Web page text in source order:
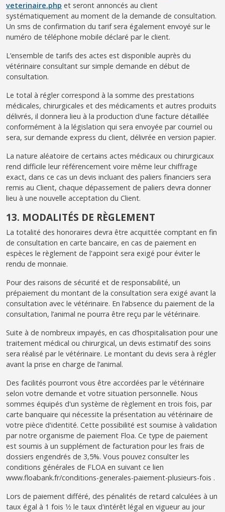
veterinaire.php et seront annoncés au client
systématiquement au moment de la demande de consultation.
Un sms de confirmation du tarif sera également envoyé sur le
numéro de téléphone mobile déclaré par le client.
L’ensemble de tarifs des actes est disponible auprès du
vétérinaire consultant sur simple demande en début de
consultation.
Le total à régler correspond à la somme des prestations
médicales, chirurgicales et des médicaments et autres produits
délivrés, il donnera lieu à la production d'une facture détaillée
conformément à la législation qui sera envoyée par courriel ou
sera, sur demande express du client, délivrée en version papier.
La nature aléatoire de certains actes médicaux ou chirurgicaux
rend difficile leur référencement voire même leur chiffrage
exact, dans ce cas un devis incluant des paliers financiers sera
remis au Client, chaque dépassement de paliers devra donner
lieu à une nouvelle acceptation du Client.
13. MODALITÉS DE RÈGLEMENT
La totalité des honoraires devra être acquittée comptant en fin
de consultation en carte bancaire, en cas de paiement en
espèces le règlement de l'appoint sera exigé pour éviter le
rendu de monnaie.
Pour des raisons de sécurité et de responsabilité, un
prépaiement du montant de la consultation sera exigé avant la
consultation avec le vétérinaire. En l’absence du paiement de la
consultation, l’animal ne pourra être reçu par le vétérinaire.
Suite à de nombreux impayés, en cas d’hospitalisation pour une
traitement médical ou chirurgical, un devis estimatif des soins
sera réalisé par le vétérinaire. Le montant du devis sera à régler
avant la prise en charge de l’animal.
Des facilités pourront vous être accordées par le vétérinaire
selon votre demande et votre situation personnelle. Nous
sommes équipés d'un système de règlement en trois fois, par
carte banquaire qui nécessite la présentation au vétérinaire de
votre pièce d'identité. Cette possibilité est soumise à validation
par notre organisme de paiement Floa. Ce type de paiement
est soumis à un supplément de facturation pour les frais de
dossiers engendrés de 3,5%. Vous pouvez consulter les
conditions générales de FLOA en suivant ce lien
www.floabank.fr/conditions-generales-paiement-plusieurs-fois .
Lors de paiement différé, des pénalités de retard calculées à un
taux égal à 1 fois 1⁄2 le taux d'intérêt légal en vigueur au jour